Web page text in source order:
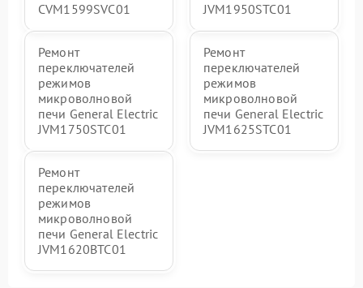
CVM1599SVC01
JVM1950STC01
Ремонт
переключателей
режимов
микроволновой
печи General Electric
JVM1750STC01
Ремонт
переключателей
режимов
микроволновой
печи General Electric
JVM1625STC01
Ремонт
переключателей
режимов
микроволновой
печи General Electric
JVM1620BTC01